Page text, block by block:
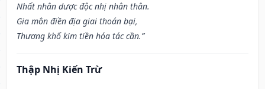
Nhất nhân dược độc nhị nhân thân.
Gia môn điền địa giai thoán bại,
Thương khố kim tiền hóa tác cần.”
Thập Nhị Kiến Trừ